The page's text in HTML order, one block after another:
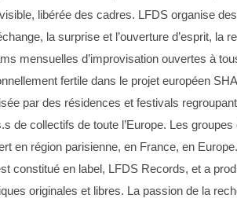
libérée des cadres. LFDS organise
la surprise et l’ouverture d’esprit, la
mensuelles d’improvisation ouvertes à
fertile dans le projet européen
par des résidences et festivals
de collectifs de toute l’Europe. Les
en région parisienne, en France, en
constitué en label, LFDS Records, et a
originales et libres. La passion de la